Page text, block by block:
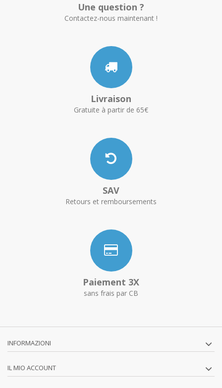
Une question ?
Contactez-nous maintenant !
Livraison
Gratuite à partir de 65€
SAV
Retours et remboursements
Paiement 3X
sans frais par CB
INFORMAZIONI
IL MIO ACCOUNT